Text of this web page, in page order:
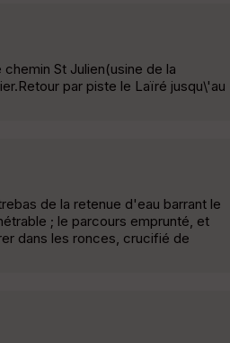
St Julien(usine de la
par piste le Laïré jusqu\'au
de la retenue d'eau barrant le
; le parcours emprunté, et
dans les ronces, crucifié de